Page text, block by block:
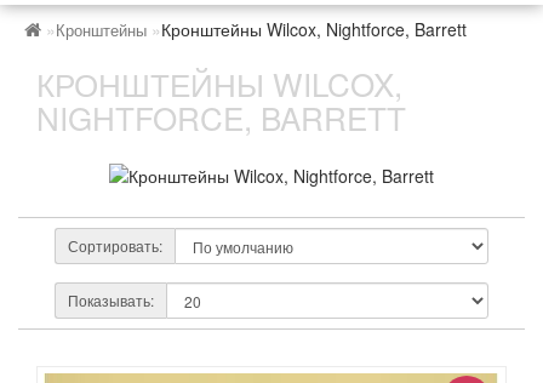
Кронштейны Кронштейны Wilcox, Nightforce, Barrett
КРОНШТЕЙНЫ WILCOX,
NIGHTFORCE, BARRETT
Сортировать:
Показывать: